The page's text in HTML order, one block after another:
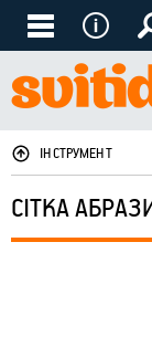
ІНСТРУМЕНТ
СІТКА